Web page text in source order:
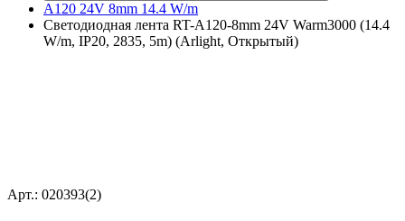
A120 24V 8mm 14.4 W/m
Светодиодная лента RT-A120-8mm 24V Warm3000 (14.4
W/m, IP20, 2835, 5m) (Arlight, Открытый)
Арт.: 020393(2)